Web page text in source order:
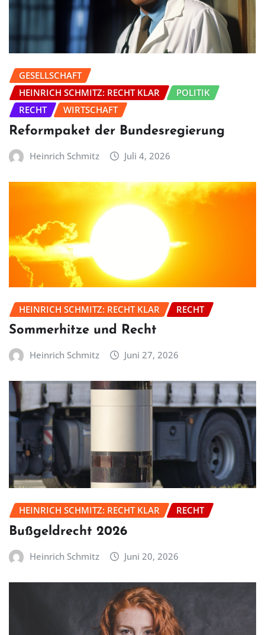
GESELLSCHAFT
HEINRICH SCHMITZ: RECHT KLAR
POLITIK
RECHT
WIRTSCHAFT
Reformpaket der Bundesregierung
Heinrich Schmitz Juli 4, 2026
HEINRICH SCHMITZ: RECHT KLAR RECHT
Sommerhitze und Recht
Heinrich Schmitz Juni 27, 2026
HEINRICH SCHMITZ: RECHT KLAR RECHT
Bußgeldrecht 2026
Heinrich Schmitz Juni 20, 2026